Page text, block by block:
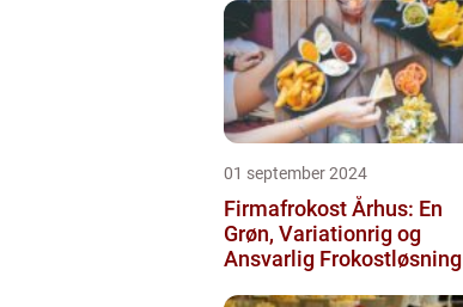
01 september 2024
Firmafrokost Århus: En
Grøn, Variationrig og
Ansvarlig Frokostløsning